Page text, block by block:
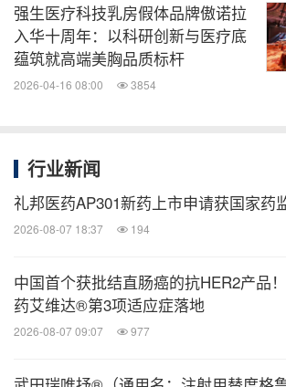
强生医疗科技乳房假体品牌傲诺拉
入华十周年：以科研创新与医疗底
蕴筑就高端美胸品质标杆
2026-04-16 08:00 3854
行业新闻
礼邦医药AP301新药上市申请获国家药
2026-08-07 18:37 194
中国首个获批结直肠癌的抗HER2产品
药艾维达®第3项适应症落地
2026-08-07 09:07 977